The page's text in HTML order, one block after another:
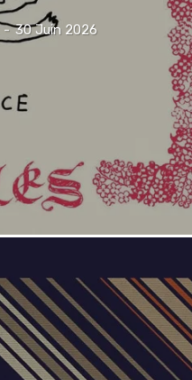
- 30 Juin 2026